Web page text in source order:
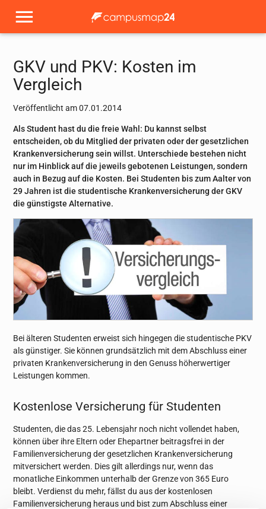
GKV und PKV: Kosten im
Vergleich
Veröffentlicht am 07.01.2014
Als Student hast du die freie Wahl: Du kannst selbst
entscheiden, ob du Mitglied der privaten oder der gesetzlichen
Krankenversicherung sein willst. Unterschiede bestehen nicht
nur im Hinblick auf die jeweils gebotenen Leistungen, sondern
auch in Bezug auf die Kosten. Bei Studenten bis zum Aalter von
29 Jahren ist die studentische Krankenversicherung der GKV
die günstigste Alternative.
Bei älteren Studenten erweist sich hingegen die studentische PKV
als günstiger. Sie können grundsätzlich mit dem Abschluss einer
privaten Krankenversicherung in den Genuss höherwertiger
Leistungen kommen.
Kostenlose Versicherung für Studenten
Studenten, die das 25. Lebensjahr noch nicht vollendet haben,
können über ihre Eltern oder Ehepartner beitragsfrei in der
Familienversicherung der gesetzlichen Krankenversicherung
mitversichert werden. Dies gilt allerdings nur, wenn das
monatliche Einkommen unterhalb der Grenze von 365 Euro
bleibt. Verdienst du mehr, fällst du aus der kostenlosen
Familienversicherung heraus und bist zum Abschluss einer